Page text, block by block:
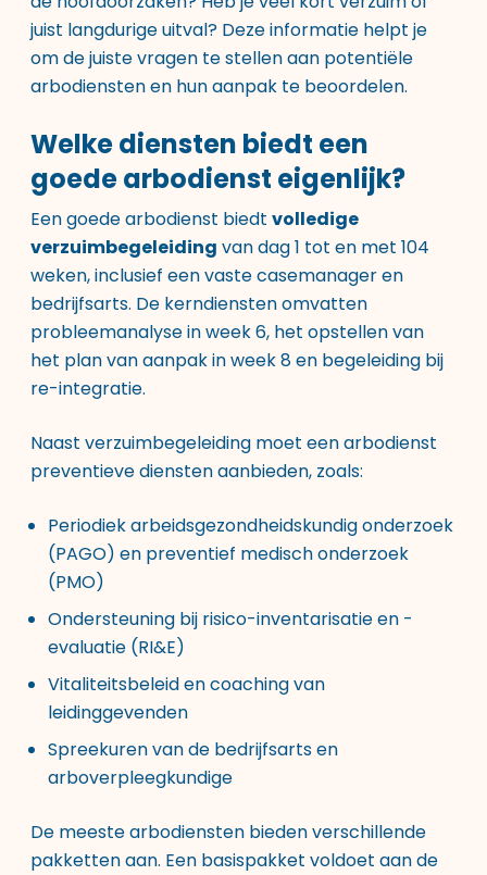
juist langdurige uitval? Deze informatie helpt je
om de juiste vragen te stellen aan potentiële
arbodiensten en hun aanpak te beoordelen.
Welke diensten biedt een
goede arbodienst eigenlijk?
Een goede arbodienst biedt volledige
verzuimbegeleiding van dag 1 tot en met 104
weken, inclusief een vaste casemanager en
bedrijfsarts. De kerndiensten omvatten
probleemanalyse in week 6, het opstellen van
het plan van aanpak in week 8 en begeleiding bij
re-integratie.
Naast verzuimbegeleiding moet een arbodienst
preventieve diensten aanbieden, zoals:
Periodiek arbeidsgezondheidskundig onderzoek
(PAGO) en preventief medisch onderzoek
(PMO)
Ondersteuning bij risico-inventarisatie en -
evaluatie (RI&E)
Vitaliteitsbeleid en coaching van
leidinggevenden
Spreekuren van de bedrijfsarts en
arboverpleegkundige
De meeste arbodiensten bieden verschillende
pakketten aan. Een basispakket voldoet aan de